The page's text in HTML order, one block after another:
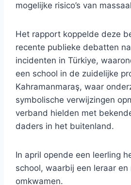
mogelijke risico’s van
Het rapport koppelde deze
recente publieke debatten
incidenten in Türkiye,
een school in de zuidelijke
Kahramanmaraş, waar
symbolische verwijzingen
verband hielden met
daders in het buitenland.
In april opende een leerling
school, waarbij een leraar en
omkwamen.